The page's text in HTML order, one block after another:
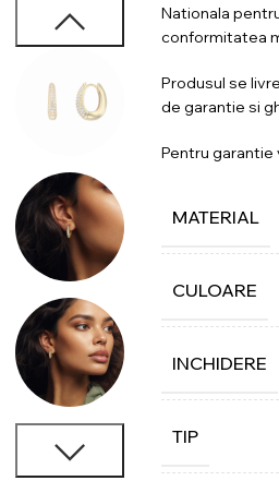
Nationala
conformitatea
Produsul se
de garantie si
Pentru garantie
MATERIAL
CULOARE
INCHIDERE
TIP